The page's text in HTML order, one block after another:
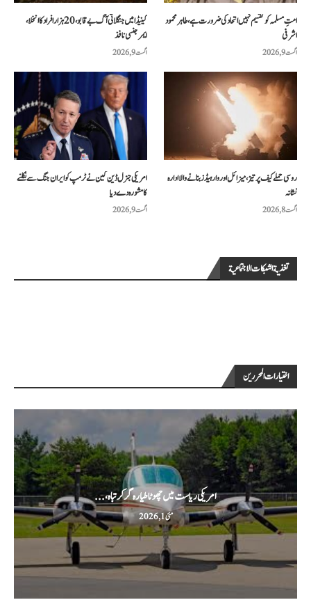
کینیڈا میں جنگلاتی آگ بے قابو، 20 ہزار افراد کا انخلا،
ایمرجنسی نافذ
اگست 9, 2026
امتِ مسلمہ کو تقسیم نہیں اتحاد کی ضرورت ہے، طاہر محمود
اشرفی
اگست 9, 2026
امریکی جنرل ڈین کین نے ٹرمپ کو ایران جنگ سے نکلنے
کا مشورہ دے دیا
اگست 9, 2026
روسی حملے کیف پر تیز، میزائل اور وار ہیڈز بنانے والا ادارہ
نشانہ
اگست 8, 2026
تغذية الشبكات الاجتماعية
اختيارات المحررين
امریکی ریاست میں چھوٹا طیارہ گر کر تباہ،...
مئی 1, 2026